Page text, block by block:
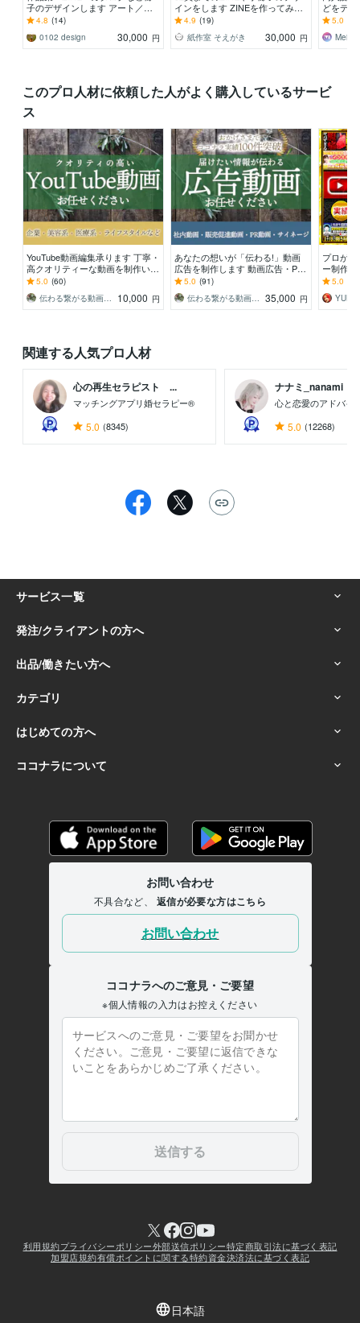
子のデザインします アート／写
真／イラストなど、冊子作りをお
手伝いします
4.8 (14)
0102 design
30,000 円
インをします ZINEを作ってみた
い方へ、現役ブックデザイナーが
制作します
4.9 (19)
紙作室 そえがき
30,000 円
どをデ
得意で
のご相
5.0
Meiデ
このプロ人材に依頼した人がよく購入しているサービ
ス
YouTube動画編集承ります 丁寧・
高クオリティーな動画を制作いた
します
5.0 (60)
10,000 円
あなたの想いが「伝わる!」動画
広告を制作します 動画広告・PR
動画・社内動画など丁寧に制作い
たします！
5.0 (91)
35,000 円
プロが
ー制作
以上制
5.0
関連する人気プロ人材
心の再生セラピスト ...
マッチングアプリ婚セラピー®
5.0 (8345)
ナナミ_nanami
心と恋愛のアドバイ
5.0 (12268)